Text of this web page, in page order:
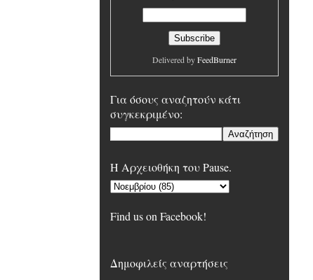
Delivered byFeedBurner
Για όσους αναζητούν κάτι
συγκεκριμένο:
H Αρχειοθήκη του Pause.
Find us on Facebook!
Δημοφιλείς αναρτήσεις